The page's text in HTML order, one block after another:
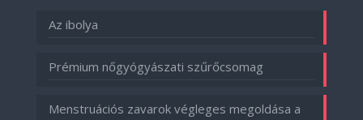
Az ibolya
Prémium nőgyógyászati szűrőcsomag
Menstruációs zavarok végleges megoldása a